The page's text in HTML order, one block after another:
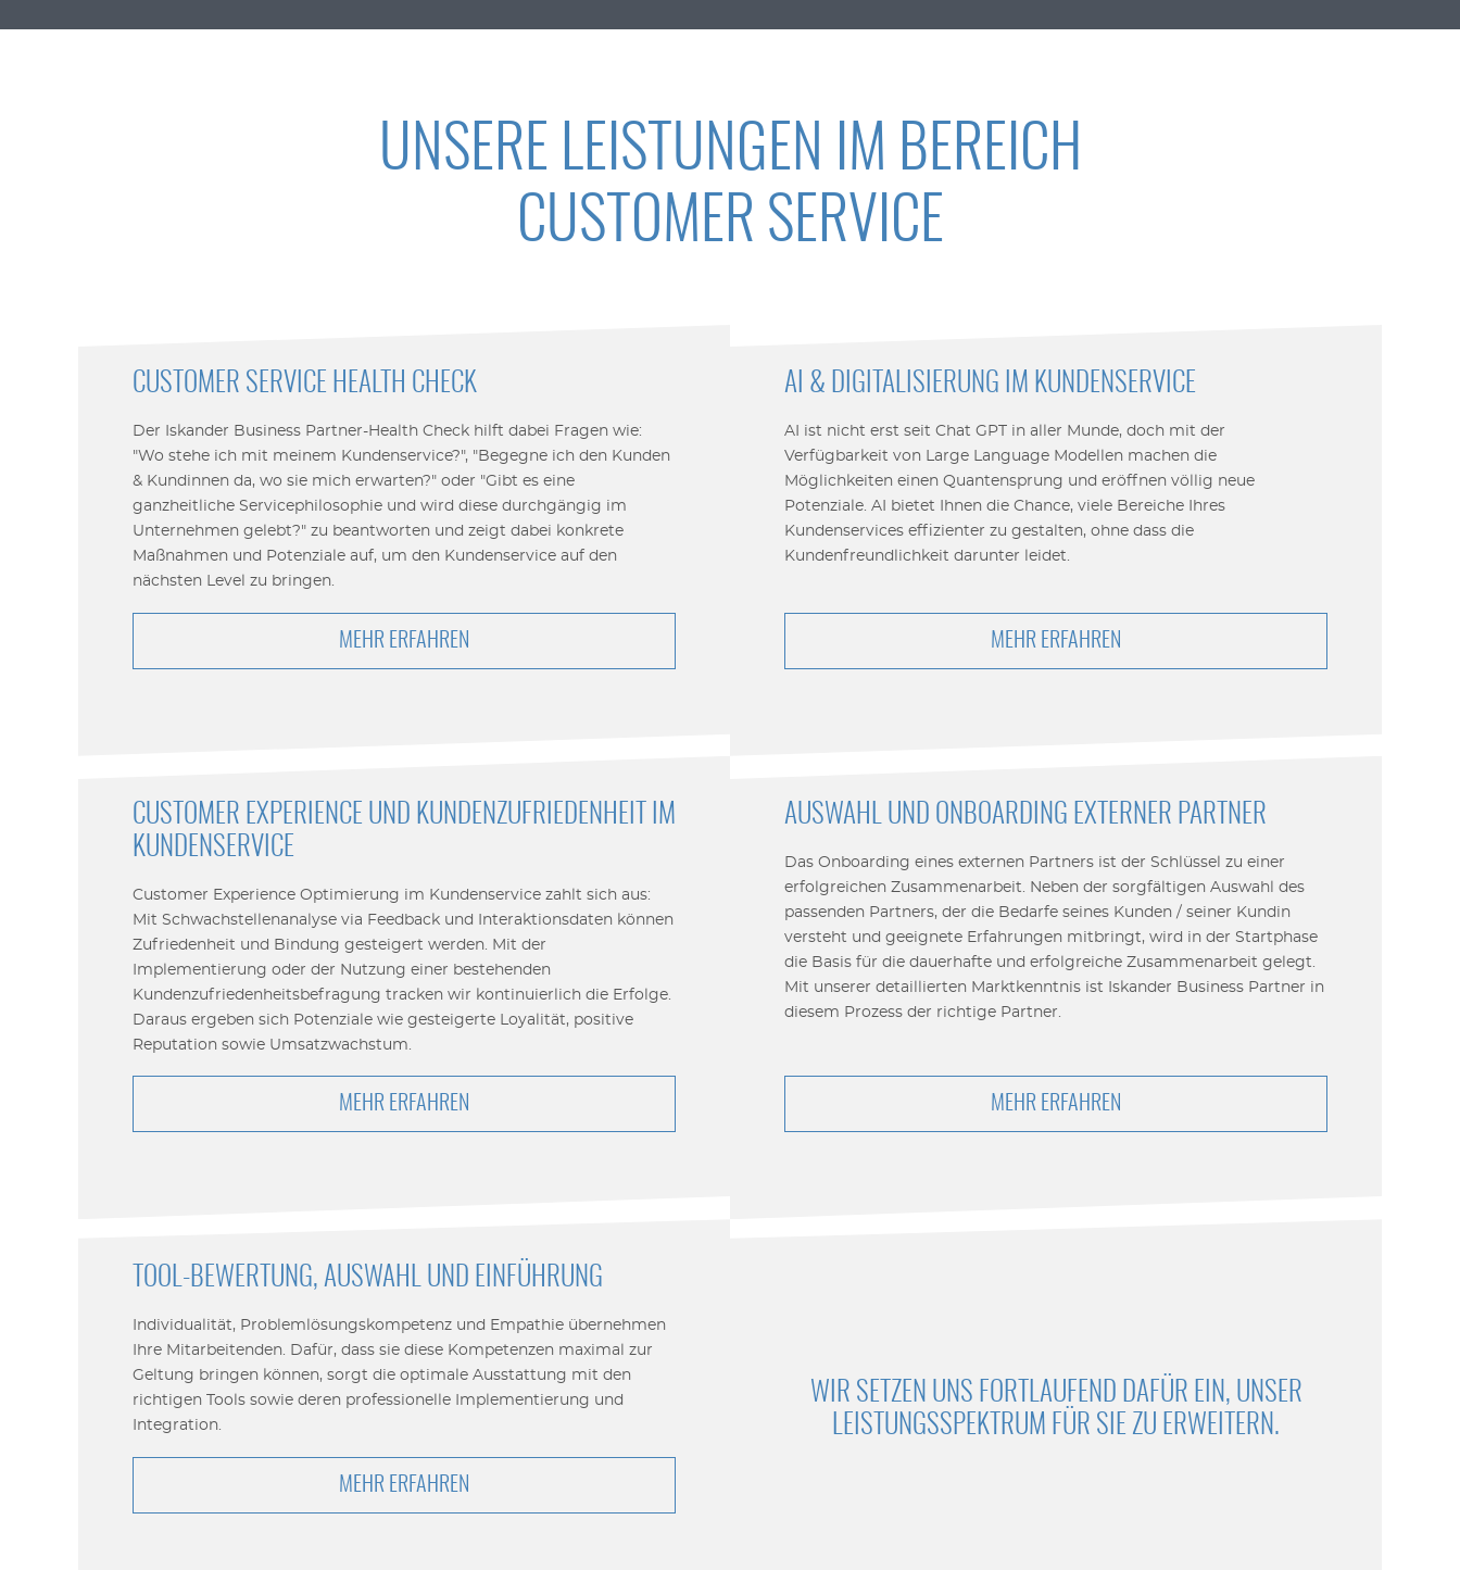
UNSERE LEISTUNGEN IM BEREICH
CUSTOMER SERVICE
CUSTOMER SERVICE HEALTH CHECK
Der Iskander Business Partner-Health Check hilft dabei Fragen wie:
"Wo stehe ich mit meinem Kundenservice?", "Begegne ich den Kunden
& Kundinnen da, wo sie mich erwarten?" oder "Gibt es eine
ganzheitliche Servicephilosophie und wird diese durchgängig im
Unternehmen gelebt?" zu beantworten und zeigt dabei konkrete
Maßnahmen und Potenziale auf, um den Kundenservice auf den
nächsten Level zu bringen.
MEHR ERFAHREN
AI & DIGITALISIERUNG IM KUNDENSERVICE
AI ist nicht erst seit Chat GPT in aller Munde, doch mit der
Verfügbarkeit von Large Language Modellen machen die
Möglichkeiten einen Quantensprung und eröffnen völlig neue
Potenziale. AI bietet Ihnen die Chance, viele Bereiche Ihres
Kundenservices effizienter zu gestalten, ohne dass die
Kundenfreundlichkeit darunter leidet.
MEHR ERFAHREN
CUSTOMER EXPERIENCE UND KUNDENZUFRIEDENHEIT IM
KUNDENSERVICE
Customer Experience Optimierung im Kundenservice zahlt sich aus:
Mit Schwachstellenanalyse via Feedback und Interaktionsdaten können
Zufriedenheit und Bindung gesteigert werden. Mit der
Implementierung oder der Nutzung einer bestehenden
Kundenzufriedenheitsbefragung tracken wir kontinuierlich die Erfolge.
Daraus ergeben sich Potenziale wie gesteigerte Loyalität, positive
Reputation sowie Umsatzwachstum.
MEHR ERFAHREN
AUSWAHL UND ONBOARDING EXTERNER PARTNER
Das Onboarding eines externen Partners ist der Schlüssel zu einer
erfolgreichen Zusammenarbeit. Neben der sorgfältigen Auswahl des
passenden Partners, der die Bedarfe seines Kunden / seiner Kundin
versteht und geeignete Erfahrungen mitbringt, wird in der Startphase
die Basis für die dauerhafte und erfolgreiche Zusammenarbeit gelegt.
Mit unserer detaillierten Marktkenntnis ist Iskander Business Partner in
diesem Prozess der richtige Partner.
MEHR ERFAHREN
TOOL-BEWERTUNG, AUSWAHL UND EINFÜHRUNG
Individualität, Problemlösungskompetenz und Empathie übernehmen
Ihre Mitarbeitenden. Dafür, dass sie diese Kompetenzen maximal zur
Geltung bringen können, sorgt die optimale Ausstattung mit den
richtigen Tools sowie deren professionelle Implementierung und
Integration.
MEHR ERFAHREN
WIR SETZEN UNS FORTLAUFEND DAFÜR EIN, UNSER
LEISTUNGSSPEKTRUM FÜR SIE ZU ERWEITERN.